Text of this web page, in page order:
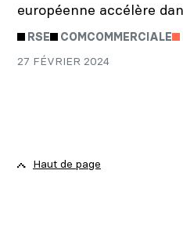
européenne accélère
RSE COMCOMMERCIALE
27 FÉVRIER 2024
Haut de page